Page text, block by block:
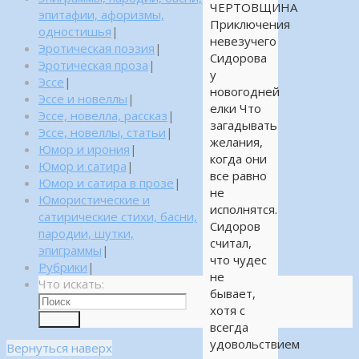
ЧЕРТОВЩИНА
Приключения
невезучего
Сидорова
у
новогодней
елки Что
загадывать
желания,
когда они
все равно
не
исполнятся.
Сидоров
считал,
что чудес
не
бывает,
хотя с
всегда
удовольствием
эпитафии, афоризмы,
одностишья |
Эротическая поэзия |
Эротическая проза |
Эссе |
Эссе и новеллы |
Эссе, новелла, рассказ |
Эссе, новеллы, статьи |
Юмор и ирония |
Юмор и сатира |
Юмор и сатира в прозе |
Юмористические и
сатирические стихи, басни,
пародии, шутки,
эпиграммы |
Рубрики |
Что искать:
Вернуться наверх